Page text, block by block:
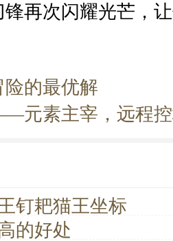
再次闪耀光芒，
险的最优解
元素主宰，远程控
钉耙猫王坐标
的好处